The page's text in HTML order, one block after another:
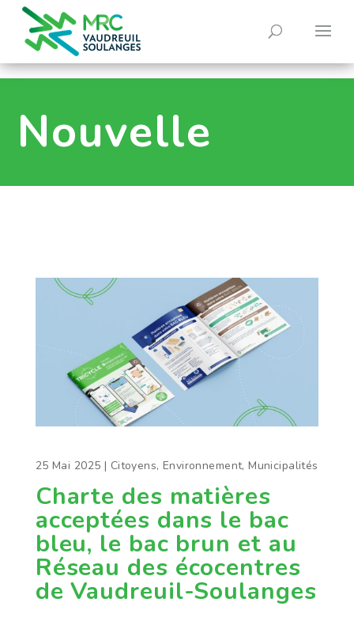
Nouvelle
Charte des matières
acceptées dans le bac
bleu, le bac brun et au
Réseau des écocentres
de Vaudreuil-Soulanges
25 Mai 2025 | Citoyens, Environnement,Municipalités